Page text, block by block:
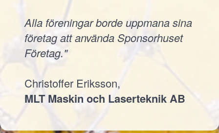
Alla föreningar borde uppmana sina
företag att använda Sponsorhuset
Företag."
Christoffer Eriksson,
MLT Maskin och Laserteknik AB